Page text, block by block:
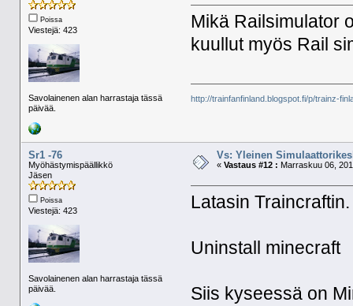
Poissa
Viestejä: 423
Savolainenen alan harrastaja tässä
päivää.
Mikä Railsimulator
kuullut myös Rail
http://trainfanfinland.blogspot.fi/p/trainz-
Sr1 -76
Myöhästymispäällikkö
Jäsen
Poissa
Viestejä: 423
Savolainenen alan harrastaja tässä
päivää.
Vs: Yleinen
« Vastaus #12 : Marraskuu 06,
Latasin
Uninstall minecraft
Siis kyseessä on